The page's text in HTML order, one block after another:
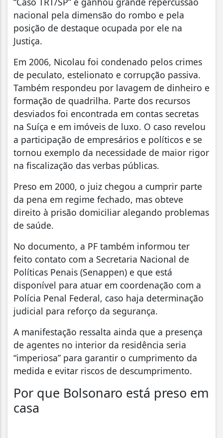
nacional pela dimensão do rombo e pela
posição de destaque ocupada por ele na
Justiça.
Em 2006, Nicolau foi condenado pelos crimes
de peculato, estelionato e corrupção passiva.
Também respondeu por lavagem de dinheiro e
formação de quadrilha. Parte dos recursos
desviados foi encontrada em contas secretas
na Suíça e em imóveis de luxo. O caso revelou
a participação de empresários e políticos e se
tornou exemplo da necessidade de maior rigor
na fiscalização das verbas públicas.
Preso em 2000, o juiz chegou a cumprir parte
da pena em regime fechado, mas obteve
direito à prisão domiciliar alegando problemas
de saúde.
No documento, a PF também informou ter
feito contato com a Secretaria Nacional de
Políticas Penais (Senappen) e que está
disponível para atuar em coordenação com a
Polícia Penal Federal, caso haja determinação
judicial para reforço da segurança.
A manifestação ressalta ainda que a presença
de agentes no interior da residência seria
“imperiosa” para garantir o cumprimento da
medida e evitar riscos de descumprimento.
Por que Bolsonaro está preso em
casa